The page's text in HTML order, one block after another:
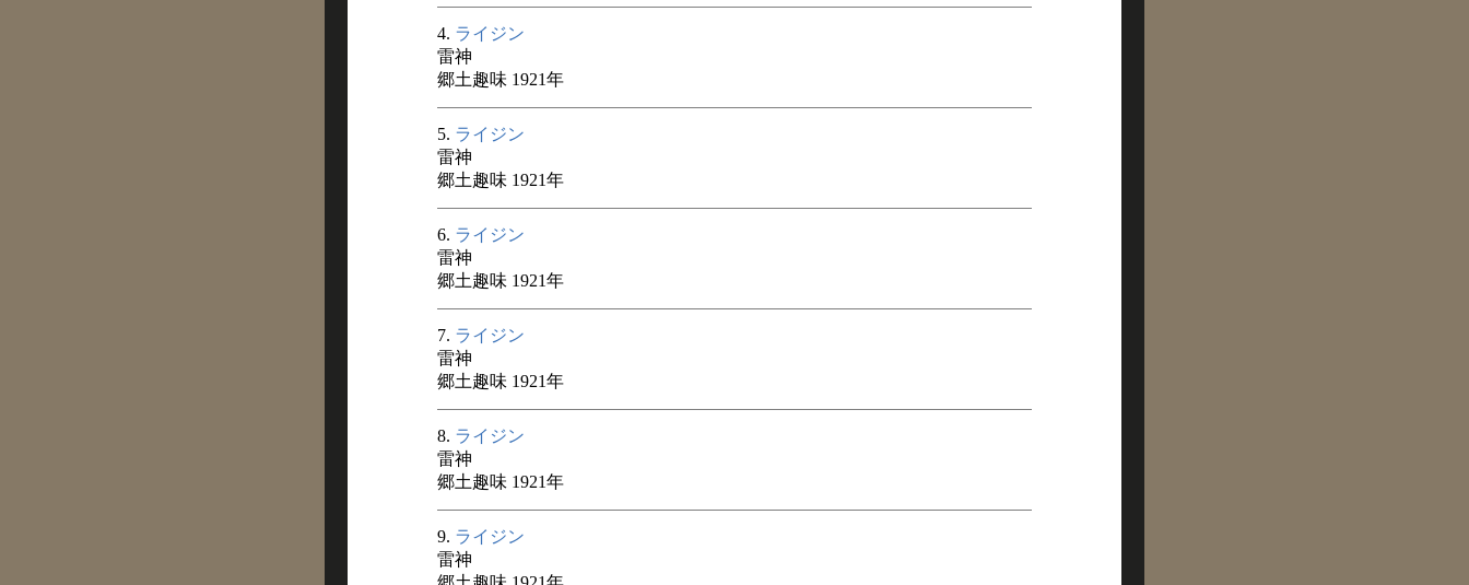
4. ライジン
雷神
郷土趣味 1921年
5. ライジン
雷神
郷土趣味 1921年
6. ライジン
雷神
郷土趣味 1921年
7. ライジン
雷神
郷土趣味 1921年
8. ライジン
雷神
郷土趣味 1921年
9. ライジン
雷神